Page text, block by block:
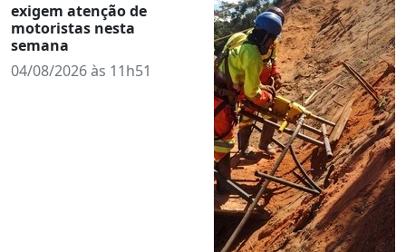
exigem atenção de
motoristas nesta
semana
04/08/2026 às 11h51